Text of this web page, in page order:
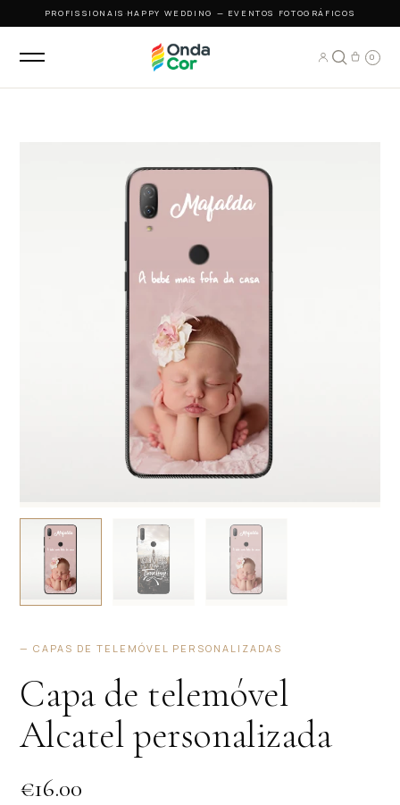
PROFISSIONAIS ·HAPPY WEDDING — EVENTOS FOTOGRÁFICOS
0
— CAPAS DE TELEMÓVEL PERSONALIZADAS
Capa de telemóvel
Alcatel personalizada
€16.00